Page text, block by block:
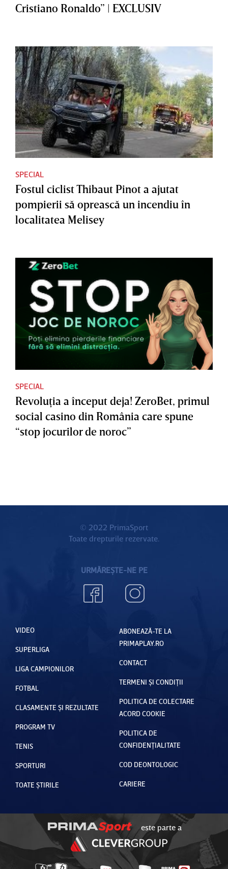
Cristiano Ronaldo” | EXCLUSIV
SPECIAL
Fostul ciclist Thibaut Pinot a ajutat
pompierii să oprească un incendiu în
localitatea Melisey
SPECIAL
Revoluţia a început deja! ZeroBet, primul
social casino din România care spune
“stop jocurilor de noroc”
© 2022 PrimaSport
Toate drepturile rezervate.
URMĂREȘTE-NE PE
VIDEO
SUPERLIGA
LIGA CAMPIONILOR
FOTBAL
CLASAMENTE ȘI REZULTATE
PROGRAM TV
TENIS
SPORTURI
TOATE ȘTIRILE
ABONEAZĂ-TE LA
PRIMAPLAY.RO
CONTACT
TERMENI ȘI CONDIȚII
POLITICA DE COLECTARE
ACORD COOKIE
POLITICA DE
CONFIDENȚIALITATE
COD DEONTOLOGIC
CARIERE
este parte a